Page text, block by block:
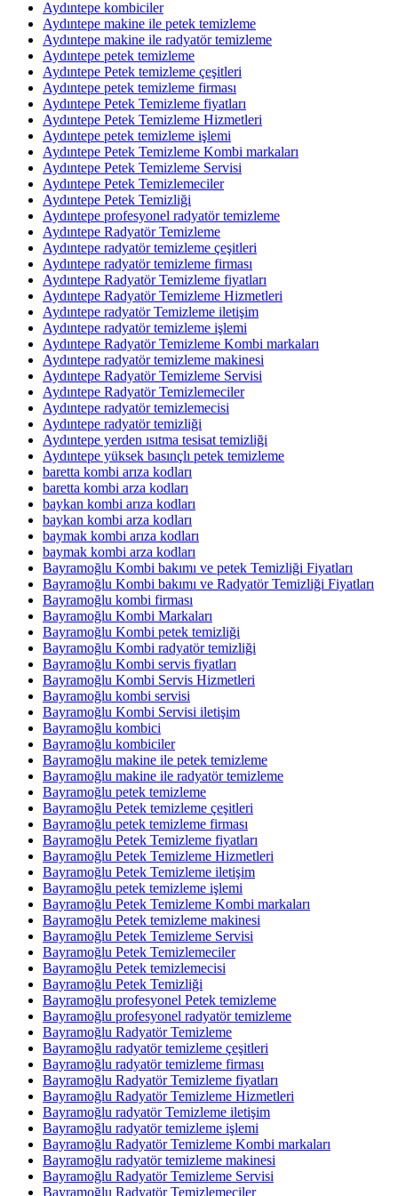
Aydıntepe kombiciler
Aydıntepe makine ile petek temizleme
Aydıntepe makine ile radyatör temizleme
Aydıntepe petek temizleme
Aydıntepe Petek temizleme çeşitleri
Aydıntepe petek temizleme firması
Aydıntepe Petek Temizleme fiyatları
Aydıntepe Petek Temizleme Hizmetleri
Aydıntepe petek temizleme işlemi
Aydıntepe Petek Temizleme Kombi markaları
Aydıntepe Petek Temizleme Servisi
Aydıntepe Petek Temizlemeciler
Aydıntepe Petek Temizliği
Aydıntepe profesyonel radyatör temizleme
Aydıntepe Radyatör Temizleme
Aydıntepe radyatör temizleme çeşitleri
Aydıntepe radyatör temizleme firması
Aydıntepe Radyatör Temizleme fiyatları
Aydıntepe Radyatör Temizleme Hizmetleri
Aydıntepe radyatör Temizleme iletişim
Aydıntepe radyatör temizleme işlemi
Aydıntepe Radyatör Temizleme Kombi markaları
Aydıntepe radyatör temizleme makinesi
Aydıntepe Radyatör Temizleme Servisi
Aydıntepe Radyatör Temizlemeciler
Aydıntepe radyatör temizlemecisi
Aydıntepe radyatör temizliği
Aydıntepe yerden ısıtma tesisat temizliği
Aydıntepe yüksek basınçlı petek temizleme
baretta kombi arıza kodları
baretta kombi arza kodları
baykan kombi arıza kodları
baykan kombi arza kodları
baymak kombi arıza kodları
baymak kombi arza kodları
Bayramoğlu Kombi bakımı ve petek Temizliği Fiyatları
Bayramoğlu Kombi bakımı ve Radyatör Temizliği Fiyatları
Bayramoğlu kombi firması
Bayramoğlu Kombi Markaları
Bayramoğlu Kombi petek temizliği
Bayramoğlu Kombi radyatör temizliği
Bayramoğlu Kombi servis fiyatları
Bayramoğlu Kombi Servis Hizmetleri
Bayramoğlu kombi servisi
Bayramoğlu Kombi Servisi iletişim
Bayramoğlu kombici
Bayramoğlu kombiciler
Bayramoğlu makine ile petek temizleme
Bayramoğlu makine ile radyatör temizleme
Bayramoğlu petek temizleme
Bayramoğlu Petek temizleme çeşitleri
Bayramoğlu petek temizleme firması
Bayramoğlu Petek Temizleme fiyatları
Bayramoğlu Petek Temizleme Hizmetleri
Bayramoğlu Petek Temizleme iletişim
Bayramoğlu petek temizleme işlemi
Bayramoğlu Petek Temizleme Kombi markaları
Bayramoğlu Petek temizleme makinesi
Bayramoğlu Petek Temizleme Servisi
Bayramoğlu Petek Temizlemeciler
Bayramoğlu Petek temizlemecisi
Bayramoğlu Petek Temizliği
Bayramoğlu profesyonel Petek temizleme
Bayramoğlu profesyonel radyatör temizleme
Bayramoğlu Radyatör Temizleme
Bayramoğlu radyatör temizleme çeşitleri
Bayramoğlu radyatör temizleme firması
Bayramoğlu Radyatör Temizleme fiyatları
Bayramoğlu Radyatör Temizleme Hizmetleri
Bayramoğlu radyatör Temizleme iletişim
Bayramoğlu radyatör temizleme işlemi
Bayramoğlu Radyatör Temizleme Kombi markaları
Bayramoğlu radyatör temizleme makinesi
Bayramoğlu Radyatör Temizleme Servisi
Bayramoğlu Radyatör Temizlemeciler